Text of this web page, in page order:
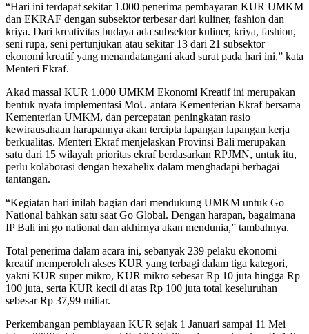
“Hari ini terdapat sekitar 1.000 penerima pembayaran KUR UMKM
dan EKRAF dengan subsektor terbesar dari kuliner, fashion dan
kriya. Dari kreativitas budaya ada subsektor kuliner, kriya, fashion,
seni rupa, seni pertunjukan atau sekitar 13 dari 21 subsektor
ekonomi kreatif yang menandatangani akad surat pada hari ini,” kata
Menteri Ekraf.
Akad massal KUR 1.000 UMKM Ekonomi Kreatif ini merupakan
bentuk nyata implementasi MoU antara Kementerian Ekraf bersama
Kementerian UMKM, dan percepatan peningkatan rasio
kewirausahaan harapannya akan tercipta lapangan lapangan kerja
berkualitas. Menteri Ekraf menjelaskan Provinsi Bali merupakan
satu dari 15 wilayah prioritas ekraf berdasarkan RPJMN, untuk itu,
perlu kolaborasi dengan hexahelix dalam menghadapi berbagai
tantangan.
“Kegiatan hari inilah bagian dari mendukung UMKM untuk Go
National bahkan satu saat Go Global. Dengan harapan, bagaimana
IP Bali ini go national dan akhirnya akan mendunia,” tambahnya.
Total penerima dalam acara ini, sebanyak 239 pelaku ekonomi
kreatif memperoleh akses KUR yang terbagi dalam tiga kategori,
yakni KUR super mikro, KUR mikro sebesar Rp 10 juta hingga Rp
100 juta, serta KUR kecil di atas Rp 100 juta total keseluruhan
sebesar Rp 37,99 miliar.
Perkembangan pembiayaan KUR sejak 1 Januari sampai 11 Mei